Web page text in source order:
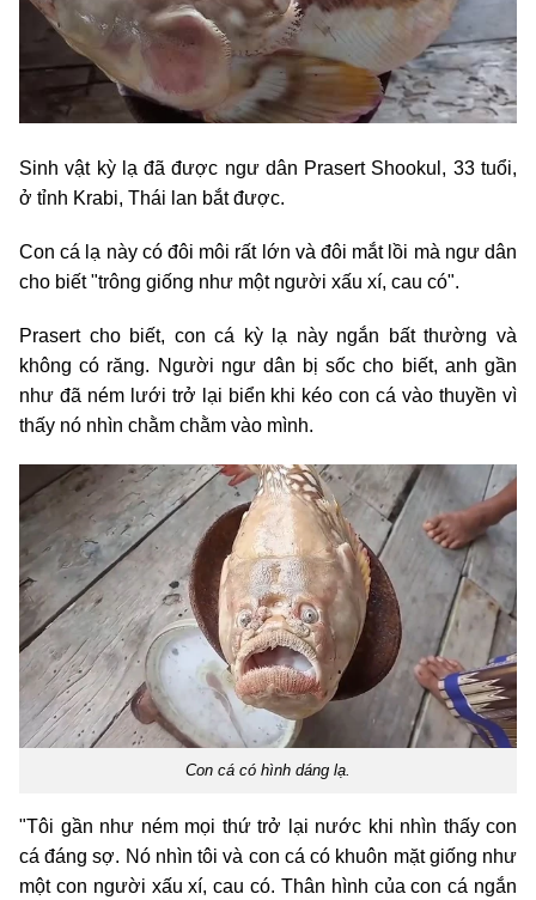
Sinh vật kỳ lạ đã được ngư dân Prasert Shookul, 33 tuổi,
ở tỉnh Krabi, Thái lan bắt được.
Con cá lạ này có đôi môi rất lớn và đôi mắt lồi mà ngư dân
cho biết "trông giống như một người xấu xí, cau có".
Prasert cho biết, con cá kỳ lạ này ngắn bất thường và
không có răng. Người ngư dân bị sốc cho biết, anh gần
như đã ném lưới trở lại biển khi kéo con cá vào thuyền vì
thấy nó nhìn chằm chằm vào mình.
Con cá có hình dáng lạ.
"Tôi gần như ném mọi thứ trở lại nước khi nhìn thấy con
cá đáng sợ. Nó nhìn tôi và con cá có khuôn mặt giống như
một con người xấu xí, cau có. Thân hình của con cá ngắn